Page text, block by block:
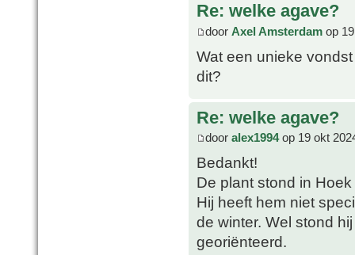
Re: welke agave?
door Axel Amsterdam op
Wat een unieke
dit?
Re: welke agave?
door alex1994op 19 okt
Bedankt!
De plant stond in
Hij heeft hem niet
de winter. Wel stond
georiënteerd.